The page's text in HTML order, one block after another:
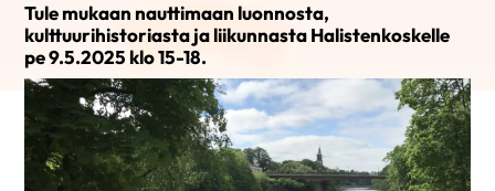
Tule mukaan nauttimaan luonnosta,
kulttuurihistoriasta ja liikunnasta Halistenkoskelle
pe 9.5.2025 klo 15-18.